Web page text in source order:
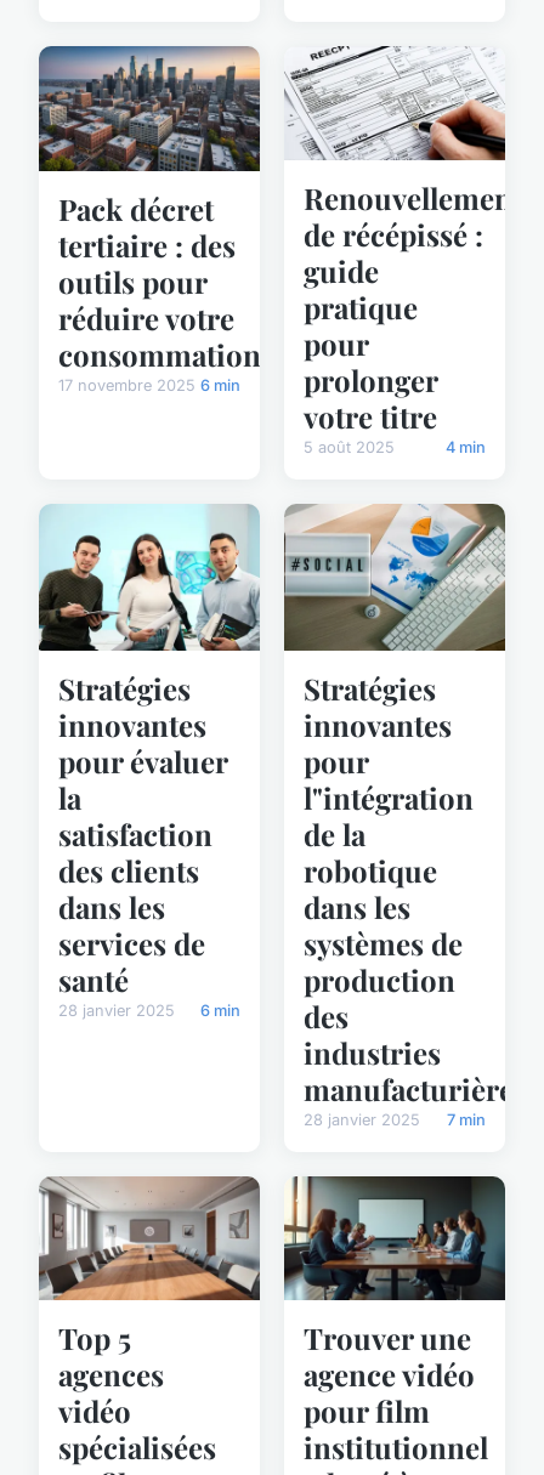
Pack décret
tertiaire : des
outils pour
réduire votre
consommation
17 novembre 2025 6 min
Renouvellement
de récépissé :
guide
pratique
pour
prolonger
votre titre
5 août 2025 4 min
Stratégies
innovantes
pour évaluer
la
satisfaction
des clients
dans les
services de
santé
28 janvier 2025 6 min
Stratégies
innovantes
pour
l"intégration
de la
robotique
dans les
systèmes de
production
des
industries
manufacturières
28 janvier 2025 7 min
Top 5
agences
vidéo
spécialisées
Trouver une
agence vidéo
pour film
institutionnel